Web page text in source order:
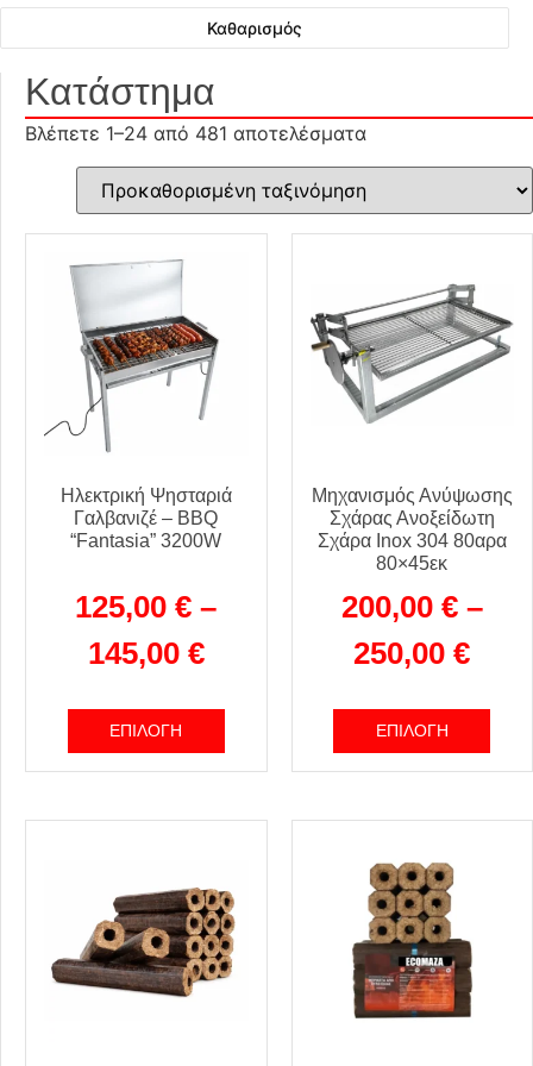
65m²(2)
70(2)
70 m²(1)
(4)
(2)
85m²
90m²
Καθαρισμός
Κατάστημα
Βλέπετε 1–24 από 481 αποτελέσματα
Ηλεκτρική Ψησταριά
Γαλβανιζέ – BBQ
“Fantasia” 3200W
125,00€ –
145,00 €
ΕΠΙΛΟΓΉ
Μηχανισμός Ανύψωσης
Σχάρας Ανοξείδωτη
Σχάρα Inox 304 80αρα
80×45εκ
200,00 € –
250,00€
ΕΠΙΛΟΓΉ